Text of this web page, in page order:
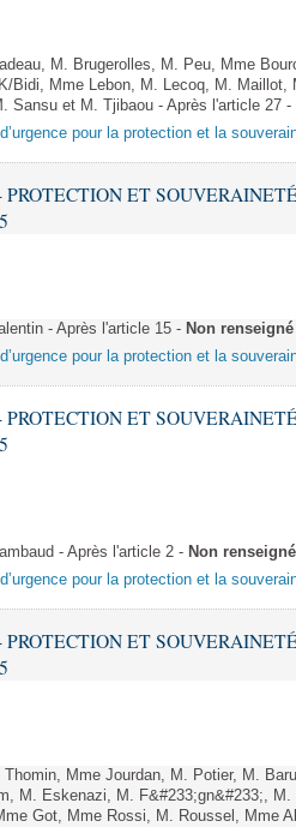
M. Brugerolles, M. Peu, Mme
Bidi, Mme Lebon, M. Lecoq, M. Maillot,
Sansu et M. Tjibaou - Après l'article 27 -
pour la protection et la
PROTECTION ET
- Après l'article 15 - Non renseigné
pour la protection et la
PROTECTION ET
- Après l'article 2 - Non renseigné
pour la protection et la
PROTECTION ET
Mme Jourdan, M. Potier, M.
M. Eskenazi, M. F&#233;gn&#233;,
Got, Mme Rossi, M. Roussel, Mme